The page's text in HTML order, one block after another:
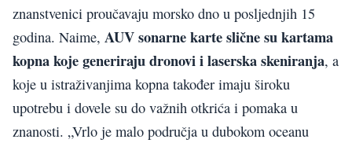
znanstvenici proučavaju morsko dno u posljednjih 15
godina. Naime, AUV sonarne karte slične su kartama
kopna koje generiraju dronovi i laserska skeniranja, a
koje u istraživanjima kopna također imaju široku
upotrebu i dovele su do važnih otkrića i pomaka u
znanosti. „Vrlo je malo područja u dubokom oceanu